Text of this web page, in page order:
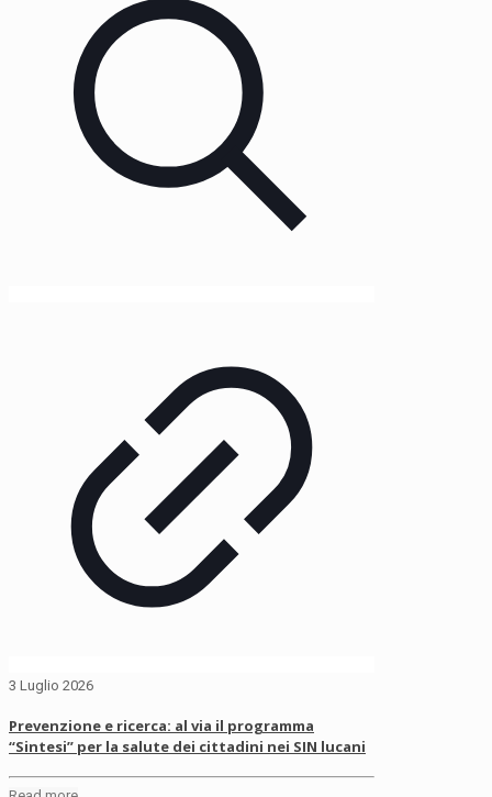
3 Luglio 2026
Prevenzione e ricerca: al via il programma
“Sintesi” per la salute dei cittadini nei SIN lucani